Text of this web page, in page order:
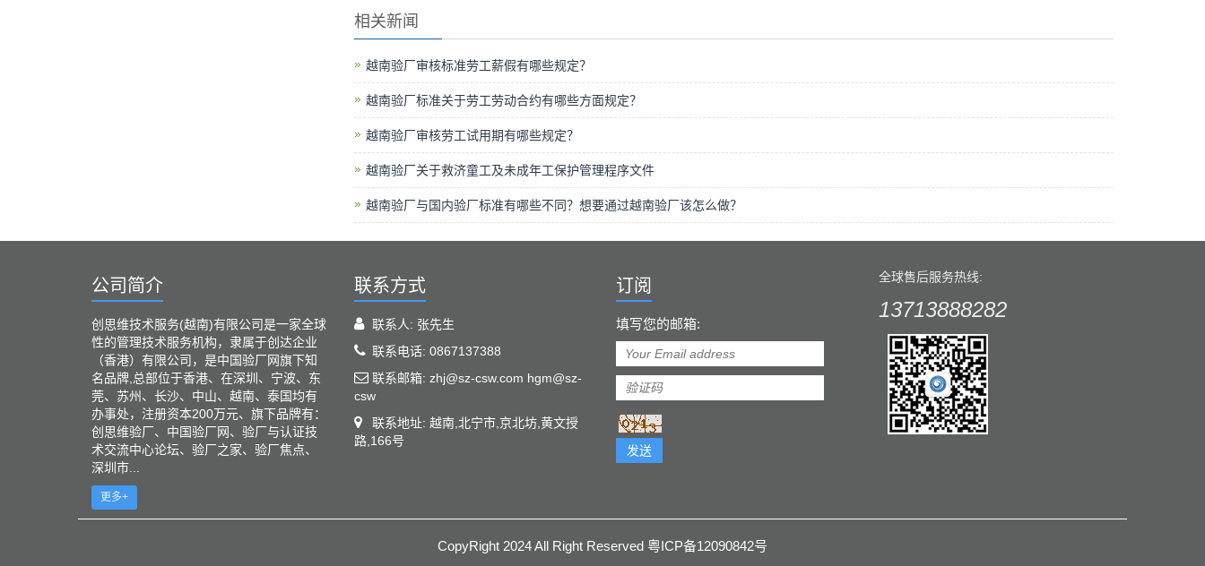
相关新闻
越南验厂审核标准劳工薪假有哪些规定？
越南验厂标准关于劳工劳动合约有哪些方面规定？
越南验厂审核劳工试用期有哪些规定？
越南验厂关于救济童工及未成年工保护管理程序文件
越南验厂与国内验厂标准有哪些不同？想要通过越南验厂该怎么做？
公司简介
创思维技术服务(越南)有限公司是一家全球
性的管理技术服务机构，隶属于创达企业
（香港）有限公司，是中国验厂网旗下知
名品牌,总部位于香港、在深圳、宁波、东
莞、苏州、长沙、中山、越南、泰国均有
办事处，注册资本200万元、旗下品牌有：
创思维验厂、中国验厂网、验厂与认证技
术交流中心论坛、验厂之家、验厂焦点、
深圳市...
更多+
联系方式
联系人: 张先生
联系电话: 0867137388
联系邮箱: zhj@sz-csw.com hgm@sz-
csw
联系地址: 越南,北宁市,京北坊,黄文授
路,166号
订阅
填写您的邮箱:
发送
全球售后服务热线:
13713888282
CopyRight 2024 All Right Reserved 粤ICP备12090842号